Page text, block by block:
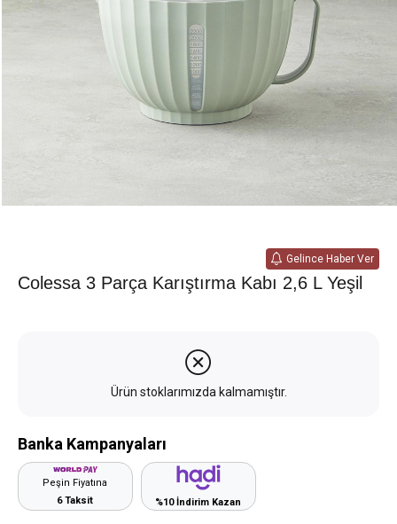
Gelince Haber Ver
Colessa 3 Parça Karıştırma Kabı 2,6 L Yeşil
Ürün stoklarımızda kalmamıştır.
Banka Kampanyaları
Peşin Fiyatına
6 Taksit
%10 İndirim Kazan